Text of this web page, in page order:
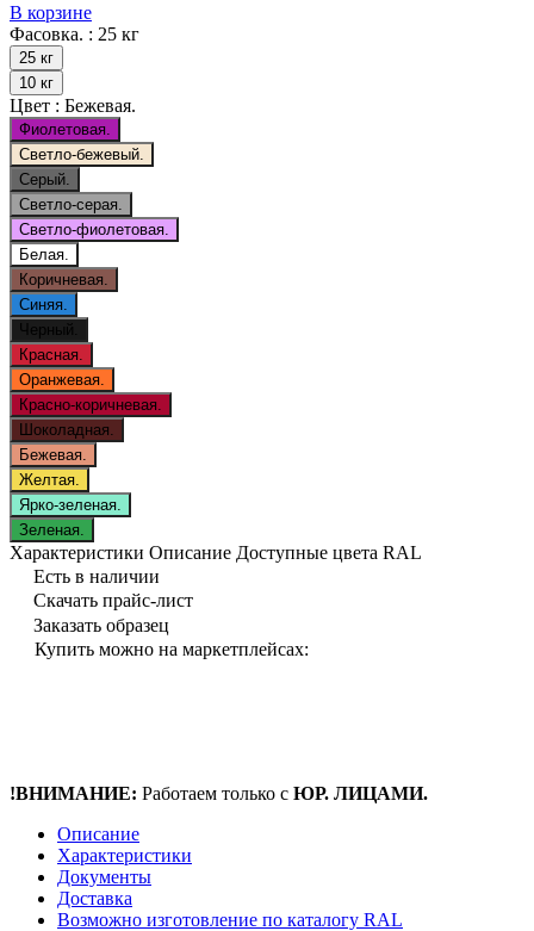
В корзине
Фасовка. : 25 кг
25 кг
10 кг
Цвет : Бежевая.
Фиолетовая.
Светло-бежевый.
Серый.
Светло-серая.
Светло-фиолетовая.
Белая.
Коричневая.
Синяя.
Черный.
Красная.
Оранжевая.
Красно-коричневая.
Шоколадная.
Бежевая.
Желтая.
Ярко-зеленая.
Зеленая.
Характеристики Описание Доступные цвета RAL
Есть в наличии
Скачать прайс-лист
Заказать образец
Купить можно на маркетплейсах:
!ВНИМАНИЕ: Работаем только с ЮР. ЛИЦАМИ.
Описание
Характеристики
Документы
Доставка
Возможно изготовление по каталогу RAL